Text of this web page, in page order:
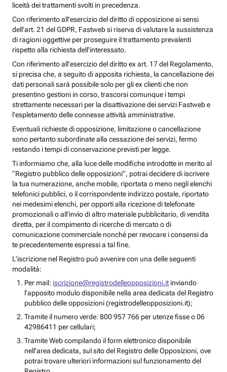
liceità dei trattamenti svolti in precedenza.
Con riferimento all’esercizio del diritto di opposizione ai sensi
dell’art. 21 del GDPR, Fastweb si riserva di valutare la sussistenza
di ragioni oggettive per proseguire il trattamento prevalenti
rispetto alla richiesta dell’interessato.
Con riferimento all’esercizio del diritto ex art. 17 del Regolamento,
si precisa che, a seguito di apposita richiesta, la cancellazione dei
dati personali sarà possibile solo per gli ex clienti che non
presentino gestioni in corso, trascorsi comunque i tempi
strettamente necessari per la disattivazione dei servizi Fastweb e
l’espletamento delle connesse attività amministrative.
Eventuali richieste di opposizione, limitazione o cancellazione
sono pertanto subordinate alla cessazione dei servizi, fermo
restando i tempi di conservazione previsti per legge.
Ti informiamo che, alla luce delle modifiche introdotte in merito al
“Registro pubblico delle opposizioni”, potrai decidere di iscrivere
la tua numerazione, anche mobile, riportata o meno negli elenchi
telefonici pubblici, o il corrispondente indirizzo postale, riportato
nei medesimi elenchi, per opporti alla ricezione di telefonate
promozionali o all’invio di altro materiale pubblicitario, di vendita
diretta, per il compimento di ricerche di mercato o di
comunicazione commerciale nonché per revocare i consensi da
te precedentemente espressi a tal fine.
L’iscrizione nel Registro può avvenire con una delle seguenti
modalità:
Per mail: iscrizione@registrodelleopposizioni.it inviando
l’apposito modulo disponibile nella area dedicata del Registro
pubblico delle opposizioni (registrodelleopposizioni.it);
Tramite il numero verde: 800 957 766 per utenze fisse o 06
42986411 per cellulari;
Tramite Web compilando il form elettronico disponibile
nell’area dedicata, sul sito del Registro delle Opposizioni, ove
potrai trovare ulteriori informazioni sul funzionamento del